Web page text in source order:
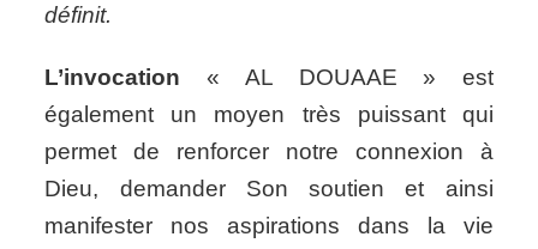
définit.
L’invocation « AL DOUAAE » est
également un moyen très puissant qui
permet de renforcer notre connexion à
Dieu, demander Son soutien et ainsi
manifester nos aspirations dans la vie